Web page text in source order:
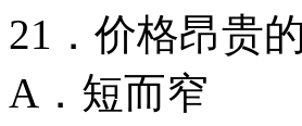
21．价格昂贵
A．短